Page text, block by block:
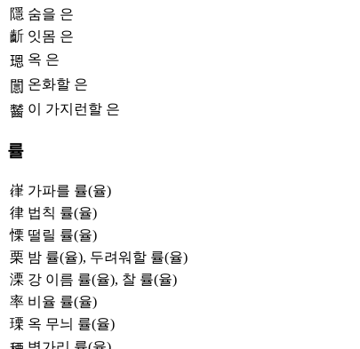
隱 숨을 은
齗 잇몸 은
𤨒 옥 은
𨶡 온화할 은
𪙤 이 가지런할 은
률
嵂 가파를 률(율)
律 법칙 률(율)
慄 떨릴 률(율)
栗 밤 률(율), 두려워할 률(율)
溧 강 이름 률(율), 찰 률(율)
率 비율 률(율)
瑮 옥 무늬 률(율)